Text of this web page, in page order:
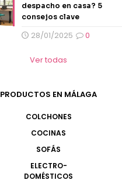
despacho en casa? 5
consejos clave
28/01/2025 0
Ver todas
PRODUCTOS EN MÁLAGA
COLCHONES
COCINAS
SOFÁS
ELECTRO-
DOMÉSTICOS